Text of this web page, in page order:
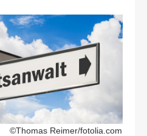
©Thomas Reimer/fotolia.com